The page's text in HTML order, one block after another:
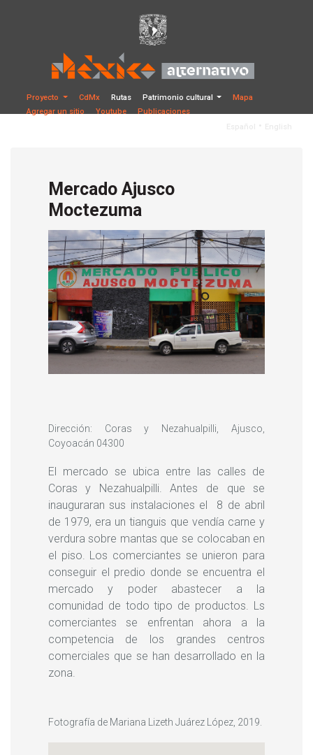
Proyecto CdMx Rutas Patrimonio cultural
Mapa
Agregar un sitio
Youtube
Publicaciones
Mercado Ajusco
Moctezuma
Dirección: Coras y Nezahualpilli, Ajusco,
Coyoacán 04300
El mercado se ubica entre las calles de
Coras y Nezahualpilli. Antes de que se
inauguraran sus instalaciones el 8 de abril
de 1979, era un tianguis que vendía carne y
verdura sobre mantas que se colocaban en
el piso. Los comerciantes se unieron para
conseguir el predio donde se encuentra el
mercado y poder abastecer a la
comunidad de todo tipo de productos. Ls
comerciantes se enfrentan ahora a la
competencia de los grandes centros
comerciales que se han desarrollado en la
zona.
Fotografía de Mariana Lizeth Juárez López, 2019.